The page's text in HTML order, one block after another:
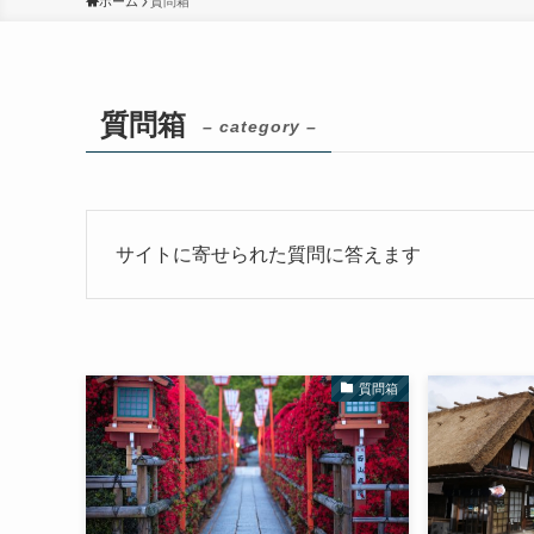
質問箱 – category –
サイトに寄せられた質問に答えます
質問箱